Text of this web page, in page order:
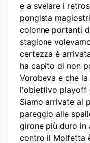
e a svelare i
pongista
colonne portanti
stagione
certezza è
ha capito di non
Vorobeva e che la
l'obiettivo playoff
Siamo arrivate ai
pareggio alle
girone più duro in
contro il Molfetta